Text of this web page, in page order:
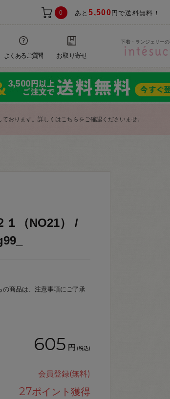
0 あと5,500 円で送料無料！
よくあるご質問 お取り寄せ
下着・ランジェリー
おります。詳しくはこちら をご確認くださいませ。
１（NO21） /
品は、注意事項にご了承
605 円 (税込)
会員登録(無料)
27ポイント獲得